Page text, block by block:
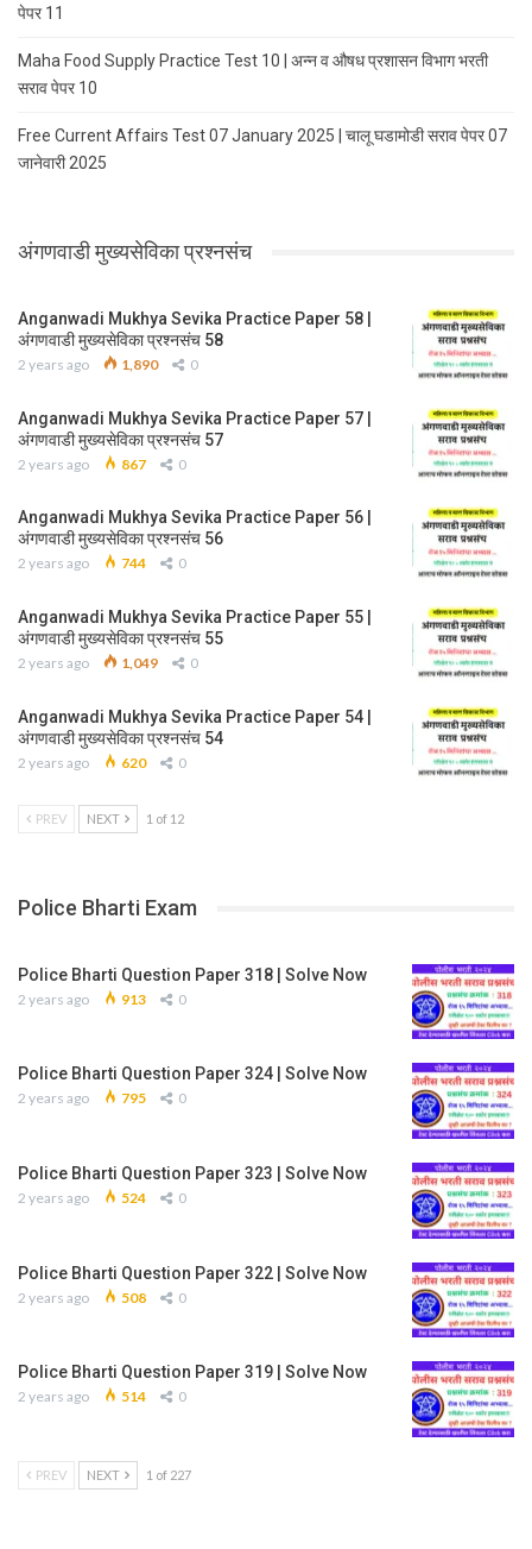
पेपर 11
Maha Food Supply Practice Test 10 | अन्न व औषध प्रशासन विभाग भरती
सराव पेपर 10
Free Current Affairs Test 07 January 2025 | चालू घडामोडी सराव पेपर 07
जानेवारी 2025
अंगणवाडी मुख्यसेविका प्रश्नसंच
Anganwadi Mukhya Sevika Practice Paper 58 |
अंगणवाडी मुख्यसेविका प्रश्नसंच 58
2 years ago 1,890 0
Anganwadi Mukhya Sevika Practice Paper 57 |
अंगणवाडी मुख्यसेविका प्रश्नसंच 57
2 years ago 867 0
Anganwadi Mukhya Sevika Practice Paper 56 |
अंगणवाडी मुख्यसेविका प्रश्नसंच 56
2 years ago 744 0
Anganwadi Mukhya Sevika Practice Paper 55 |
अंगणवाडी मुख्यसेविका प्रश्नसंच 55
2 years ago 1,049 0
Anganwadi Mukhya Sevika Practice Paper 54 |
अंगणवाडी मुख्यसेविका प्रश्नसंच 54
2 years ago 620 0
PREV NEXT 1 of 12
Police Bharti Exam
Police Bharti Question Paper 318 | Solve Now
2 years ago 913 0
Police Bharti Question Paper 324 | Solve Now
2 years ago 795 0
Police Bharti Question Paper 323 | Solve Now
2 years ago 524 0
Police Bharti Question Paper 322 | Solve Now
2 years ago 508 0
Police Bharti Question Paper 319 | Solve Now
2 years ago 514 0
PREV NEXT 1 of 227